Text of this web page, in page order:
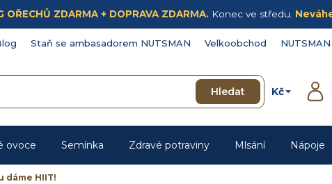
OŘECHŮ ZDARMA + DOPRAVA ZDARMA. Konec ve středu.
Staň se ambasadorem NUTSMAN Velkoobchod
Hledat Kč
ovoce Semínka Zdravé potraviny Mlsání Nápoje
dáme HIIT!